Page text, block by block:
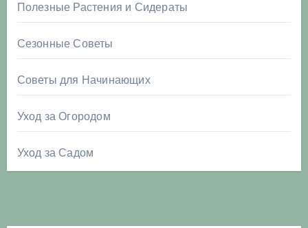
Полезные Растения и Сидераты
Сезонные Советы
Советы для Начинающих
Уход за Огородом
Уход за Садом